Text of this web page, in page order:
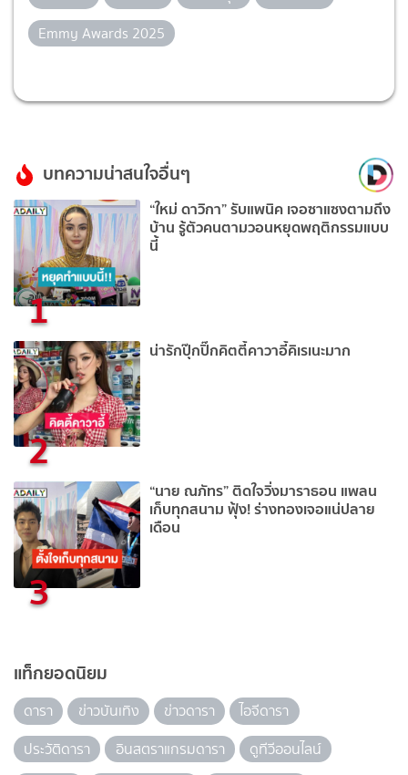
Emmy Awards 2025
บทความน่าสนใจอื่นๆ
1
“ใหม่ ดาวิกา” รับแพนิค เจอซาแซงตามถึง
บ้าน รู้ตัวคนตามวอนหยุดพฤติกรรมแบบ
นี้
2
น่ารักปุ๊กปิ๊กคิตตี้คาวาอี้คิเรเนะมาก
3
“นาย ณภัทร” ติดใจวิ่งมาราธอน แพลน
เก็บทุกสนาม ฟุ้ง! ร่างทองเจอแน่ปลาย
เดือน
แท็กยอดนิยม
ดารา ข่าวบันเทิง ข่าวดารา
ไอจีดารา
ประวัติดารา
อินสตราแกรมดารา
ดูทีวีออนไลน์